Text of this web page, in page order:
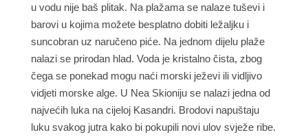
u vodu nije baš plitak. Na plažama se nalaze tuševi i
barovi u kojima možete besplatno dobiti ležaljku i
suncobran uz naručeno piće. Na jednom dijelu plaže
nalazi se prirodan hlad. Voda je kristalno čista, zbog
čega se ponekad mogu naći morski ježevi ili vidljivo
vidjeti morske alge. U Nea Skioniju se nalazi jedna od
najvećih luka na cijeloj Kasandri. Brodovi napuštaju
luku svakog jutra kako bi pokupili novi ulov svježe ribe.